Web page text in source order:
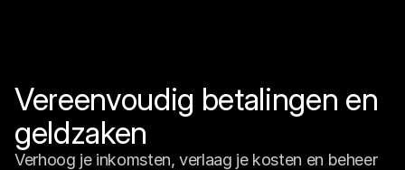
Vereenvoudig betalingen en
geldzaken
Verhoog je inkomsten, verlaag je kosten en beheer